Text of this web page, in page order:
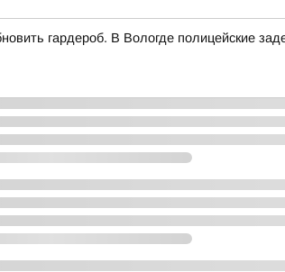
гардероб. В Вологде полицейские